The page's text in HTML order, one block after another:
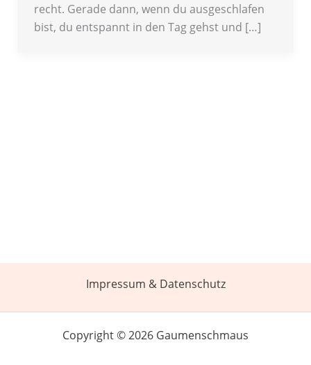
recht. Gerade dann, wenn du ausgeschlafen
bist, du entspannt in den Tag gehst und […]
Impressum & Datenschutz
Copyright © 2026 Gaumenschmaus